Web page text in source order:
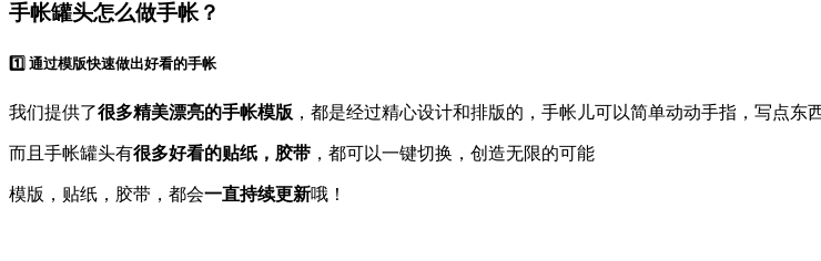
手帐罐头怎么做手帐？
1️⃣ 通过模版快速做出好看的手帐
我们提供了很多精美漂亮的手帐模版 ，都是经过精心设计和排版的，手帐儿可以简单动动手指，写点
而且手帐罐头有很多好看的贴纸，胶带 ，都可以一键切换，创造无限的可能
模版，贴纸，胶带，都会一直持续更新哦！